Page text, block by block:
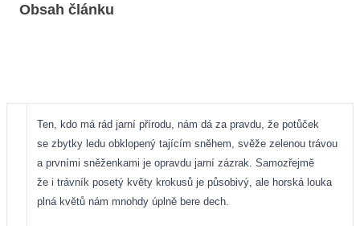
Obsah článku
Ten, kdo má rád jarní přírodu, nám dá za pravdu, že potůček
se zbytky ledu obklopený tajícím sněhem, svěže zelenou trávou
a prvními sněženkami je opravdu jarní zázrak. Samozřejmě
že i trávník posetý květy krokusů je působivý, ale horská louka
plná květů nám mnohdy úplně bere dech.